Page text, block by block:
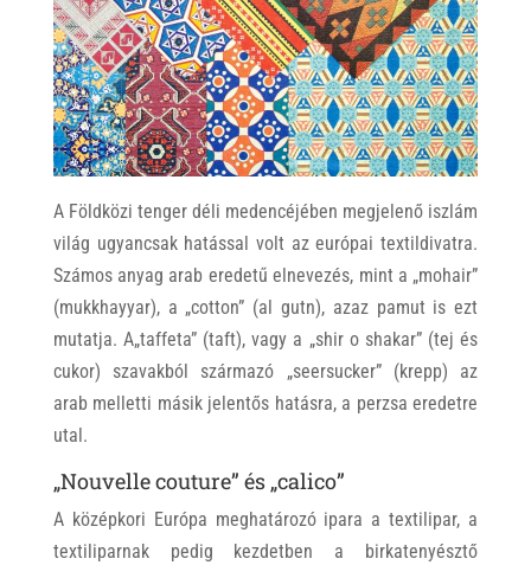
A Földközi tenger déli medencéjében megjelenő iszlám
világ ugyancsak hatással volt az európai textildivatra.
Számos anyag arab eredetű elnevezés, mint a „mohair”
(mukkhayyar), a „cotton” (al gutn), azaz pamut is ezt
mutatja. A„taffeta” (taft), vagy a „shir o shakar” (tej és
cukor) szavakból származó „seersucker” (krepp) az
arab melletti másik jelentős hatásra, a perzsa eredetre
utal.
„Nouvelle couture” és „calico”
A középkori Európa meghatározó ipara a textilipar, a
textiliparnak pedig kezdetben a birkatenyésztő